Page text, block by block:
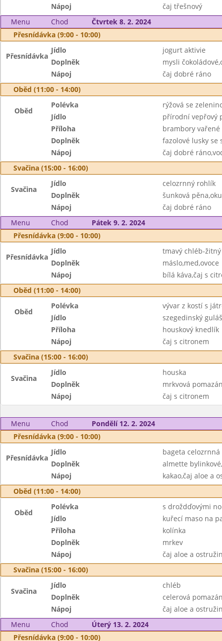
Nápoj
čaj třešnový
Menu
Chod
Čtvrtek 8. 2. 2024
Přesnídávka (9:00 - 10:00)
Přesnídávka
Jídlo
jogurt aktivie
Doplněk
mysli
Nápoj
čaj dobré ráno
Oběd (11:00 - 14:00)
Oběd
Polévka
rýžová se
Jídlo
přírodní vepřový
Příloha
brambory vařené
Doplněk
fazolové lusky se
Nápoj
čaj dobré
Svačina (15:00 - 16:00)
Svačina
Jídlo
celozrnný rohlík
Doplněk
šunková
Nápoj
čaj dobré ráno
Menu
Chod
Pátek 9. 2. 2024
Přesnídávka (9:00 - 10:00)
Přesnídávka
Jídlo
tmavý chléb-žitný
Doplněk
máslo,med,ovoce
Nápoj
bílá káva,čaj s
Oběd (11:00 - 14:00)
Oběd
Polévka
vývar z kostí s
Jídlo
szegedinský guláš
Příloha
houskový knedlík
Nápoj
čaj s citronem
Svačina (15:00 - 16:00)
Svačina
Jídlo
houska
Doplněk
mrkvová
Nápoj
čaj s citronem
Menu Chod
Pondělí 12. 2. 2024
Přesnídávka (9:00 - 10:00)
Přesnídávka
Jídlo
bageta celozrnná
Doplněk
almette
Nápoj
kakao,čaj aloe a
Oběd (11:00 - 14:00)
Oběd
Polévka
s droždďovými
Jídlo
kuřecí maso na
Příloha
kolínka
Doplněk
mrkev
Nápoj
čaj aloe a
Svačina (15:00 - 16:00)
Svačina
Jídlo
chléb
Doplněk
celerová
Nápoj
čaj aloe a
Menu
Chod
Úterý 13. 2. 2024
Přesnídávka (9:00 - 10:00)